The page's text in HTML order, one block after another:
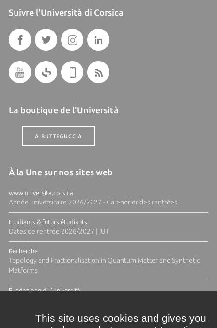
Suivre l'Università di Corsica
La boutique de l'Università
A BUTTEGUCCIA
À la Une sur nos sites web
www.universita.corsica
Année universitaire 2026/2027 - Calendrier des rentrées
Etudiants & futurs étudiants
Dates de rentrée 2026/2027 | IUT
Recherche
Topology and Fractionalisation in Quantum Matter and Synthetic
Platforms
Fundazione di l'Università
This site uses cookies and gives you